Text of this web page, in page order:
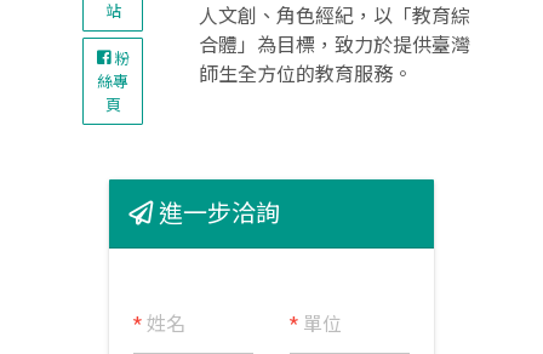
站
粉
絲專
頁
人文創、角色經紀，以「教育綜
合體」為目標，致力於提供臺灣
師生全方位的教育服務。
進一步洽詢
*姓名 * 單位